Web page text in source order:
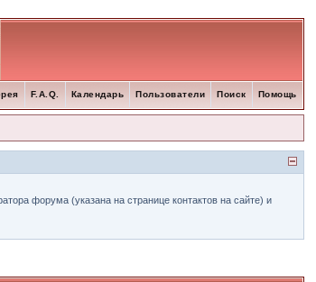
Помощь
Поиск
Пользователи
Календарь
F.A.Q.
форума (указана на странице контактов на сайте) и